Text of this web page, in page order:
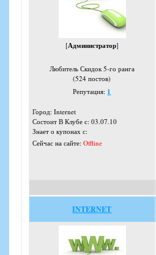
[Администратор]
Любитель Скидок 5-го ранга
(524 постов)
Репутация: 1
Город: Internet
Состоит В Клубе с: 03.07.10
Знает о купонах с:
Сейчас на сайте: Offline
INTERNET